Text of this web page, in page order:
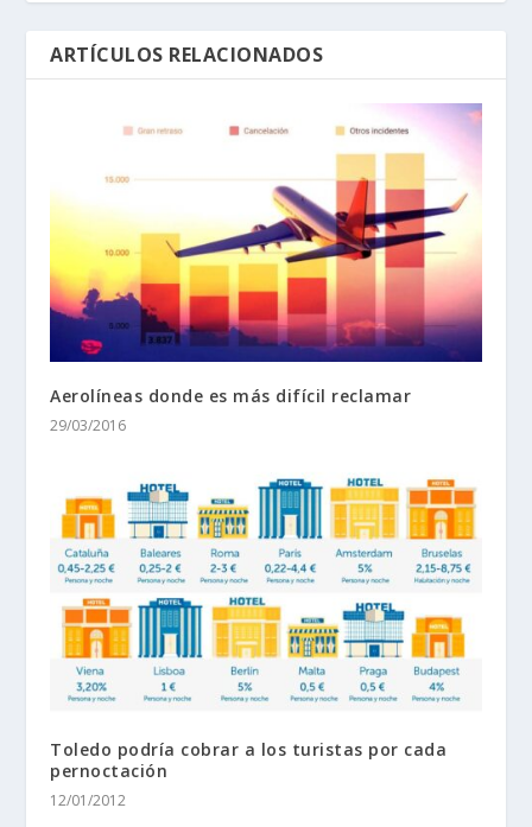
ARTÍCULOS RELACIONADOS
Aerolíneas donde es más difícil reclamar
29/03/2016
Toledo podría cobrar a los turistas por cada
pernoctación
12/01/2012